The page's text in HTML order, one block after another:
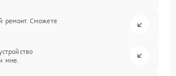
ремонт. Сможете
мне.